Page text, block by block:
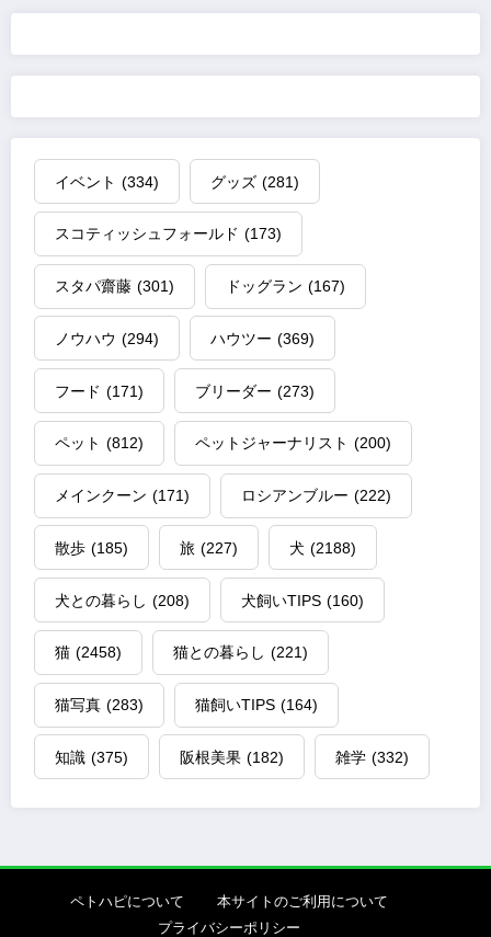
イベント (334) グッズ (281)
スコティッシュフォールド (173)
スタパ齋藤 (301) ドッグラン (167)
ノウハウ (294) ハウツー (369)
フード (171) ブリーダー (273)
ペット (812) ペットジャーナリスト (200)
メインクーン (171) ロシアンブルー (222)
散歩 (185) 旅 (227) 犬 (2188)
犬との暮らし (208) 犬飼いTIPS (160)
猫 (2458) 猫との暮らし (221)
猫写真 (283) 猫飼いTIPS (164)
知識 (375) 阪根美果 (182) 雑学 (332)
ペトハピについて
本サイトのご利用について
プライバシーポリシー